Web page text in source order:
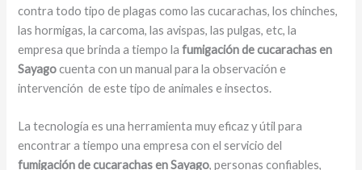
contra todo tipo de plagas como las cucarachas, los chinches,
las hormigas, la carcoma, las avispas, las pulgas, etc, la
empresa que brinda a tiempo lafumigación de cucarachas en
Sayagocuenta con un manual para la observación e
intervención de este tipo de animales e insectos.
La tecnología es una herramienta muy eficaz y útil para
encontrar a tiempo una empresa con el servicio del
fumigación de cucarachas en Sayago, personas confiables,